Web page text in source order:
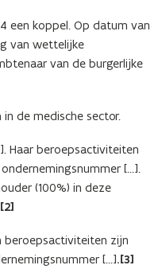
een koppel. Op datum van
van wettelijke
van de burgerlijke
de medische sector.
Haar beroepsactiviteiten
[…].
(100%) in deze
[2]
beroepsactiviteiten zijn
[…].[3]